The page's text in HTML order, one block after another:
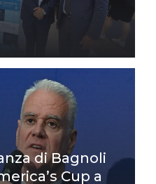
di Bagnoli
Cup a